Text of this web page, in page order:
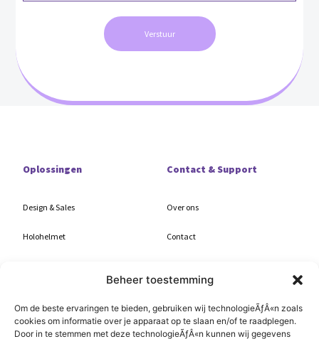
Beheer toestemming
Om de beste ervaringen te bieden, gebruiken wij technologieÃƒÂ«n zoals
cookies om informatie over je apparaat op te slaan en/of te raadplegen.
Door in te stemmen met deze technologieÃƒÂ«n kunnen wij gegevens
Verstuur
Oplossingen
Design & Sales
Holohelmet
Contact & Support
Over ons
Contact
Nieuws